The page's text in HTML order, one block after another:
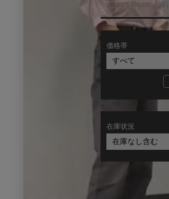
Wako's Room（96）
価格帯
在庫状況